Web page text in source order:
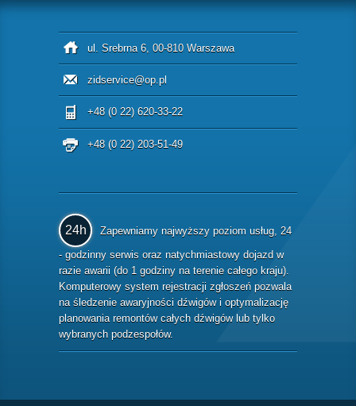
ul. Srebrna 6, 00-810 Warszawa
zidservice@op.pl
+48 (0 22) 620-33-22
+48 (0 22) 203-51-49
24h
Zapewniamy najwyższy poziom usług, 24
- godzinny serwis oraz natychmiastowy dojazd w
razie awarii (do 1 godziny na terenie całego kraju).
Komputerowy system rejestracji zgłoszeń pozwala
na śledzenie awaryjności dźwigów i optymalizację
planowania remontów całych dźwigów lub tylko
wybranych podzespołów.